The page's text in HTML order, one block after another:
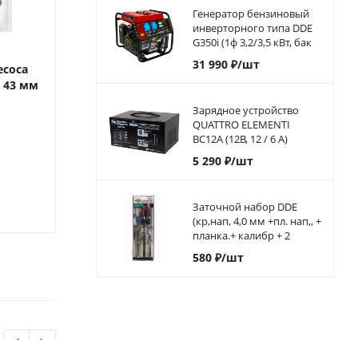
43 мм
Фильтр для пылесоса
Под заказ
1 120₽
катушка
11 990
Генератор бензиновый
инверторного типа DDE
G350i (1ф 3,2/3,5 кВт, бак
5,7 л, дв-ль 7 л.с.)794-968
31 990₽/шт
Зарядное устройство
QUATTRO ELEMENTI
BC12A (12В, 12 / 6 А)
автомат
5 290₽/шт
Заточной набор DDE
(кр,нап, 4,0 мм +пл. нап,, +
планка.+ калибр + 2
ручки) (в блистере)
580₽/шт